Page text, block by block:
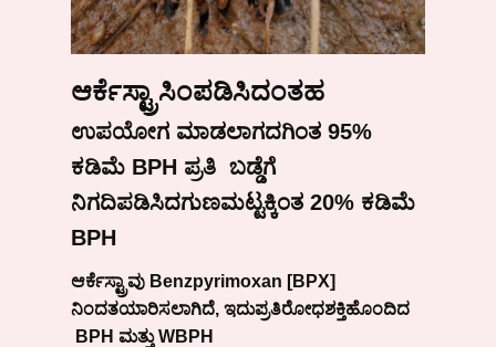
ಆರ್ಕೆಸ್ಟ್ರಾ ಸಿಂಪಡಿಸಿದಂತಹ
ಉಪಯೋಗ ಮಾಡಲಾಗದಗಿಂತ 95%
ಕಡಿಮೆ BPH ಪ್ರತಿ ಬಡ್ಡೆಗೆ
ನಿಗದಿಪಡಿಸಿದಗುಣಮಟ್ಟಕ್ಕಿಂತ 20% ಕಡಿಮೆ
BPH
ಆರ್ಕೆಸ್ಟ್ರಾವು Benzpyrimoxan [BPX]
ನಿಂದತಯಾರಿಸಲಾಗಿದೆ, ಇದುಪ್ರತಿರೋಧಶಕ್ತಿಹೊಂದಿದ
BPH ಮತ್ತುWBPH